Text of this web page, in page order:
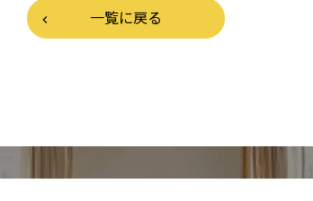
一覧に戻る